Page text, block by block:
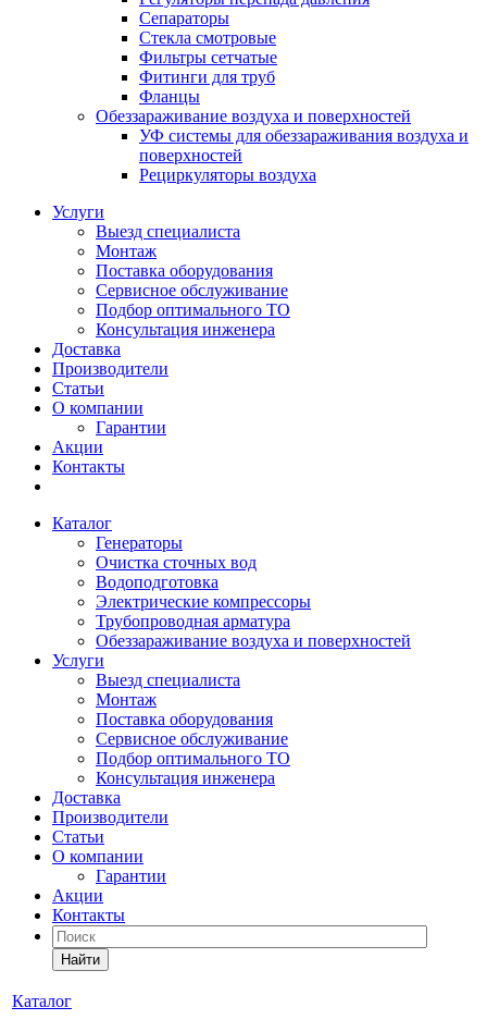
Сепараторы
Стекла смотровые
Фильтры сетчатые
Фитинги для труб
Фланцы
Обеззараживание воздуха и поверхностей
УФ системы для обеззараживания воздуха и
поверхностей
Рециркуляторы воздуха
Услуги
Выезд специалиста
Монтаж
Поставка оборудования
Сервисное обслуживание
Подбор оптимального ТО
Консультация инженера
Доставка
Производители
Статьи
О компании
Гарантии
Акции
Контакты
Каталог
Генераторы
Очистка сточных вод
Водоподготовка
Электрические компрессоры
Трубопроводная арматура
Обеззараживание воздуха и поверхностей
Услуги
Выезд специалиста
Монтаж
Поставка оборудования
Сервисное обслуживание
Подбор оптимального ТО
Консультация инженера
Доставка
Производители
Статьи
О компании
Гарантии
Акции
Контакты
Найти
Каталог